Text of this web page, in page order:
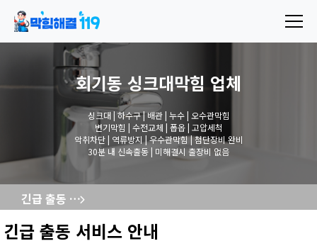
회기동 싱크대막힘 업체
싱크대 | 하수구 | 배관 | 누수 | 오수관막힘
변기막힘 | 수전교체 | 폽옵 | 고압세척
악취차단 | 역류방지 | 우수관막힘 | 첨단장비 완비
30분 내 신속출동 | 미해결시 출장비 없음
긴급 출동 서비스 안내
긴급 출동 서비스 안내